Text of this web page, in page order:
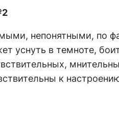
непонятными, по
уснуть в темноте,
к